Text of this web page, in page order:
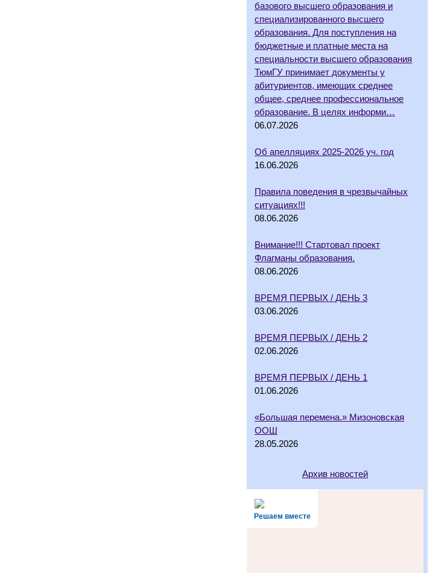
базового высшего образования и
специализированного высшего
образования. Для поступления на
бюджетные и платные места на
специальности высшего образования
ТюмГУ принимает документы у
абитуриентов, имеющих среднее
общее, среднее профессиональное
образование. В целях информи…
06.07.2026
Об апелляциях 2025-2026 уч. год
16.06.2026
Правила поведения в чрезвычайных
ситуациях!!!
08.06.2026
Внимание!!! Стартовал проект
Флагманы образования.
08.06.2026
ВРЕМЯ ПЕРВЫХ / ДЕНЬ 3
03.06.2026
ВРЕМЯ ПЕРВЫХ / ДЕНЬ 2
02.06.2026
ВРЕМЯ ПЕРВЫХ / ДЕНЬ 1
01.06.2026
«Большая перемена.» Мизоновская
ООШ
28.05.2026
Архив новостей
Решаем вместе